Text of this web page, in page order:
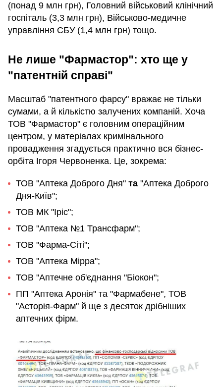
(понад 9 млн грн), Головний військовий клінічний
госпіталь (3,3 млн грн), Військово-медичне
управління СБУ (1,4 млн грн) тощо.
Не лише "Фармастор": хто ще у
"патентній справі"
Масштаб "патентного фарсу" вражає не тільки
сумами, а й кількістю залучених компаній. Хоча
ТОВ "Фармастор" є головним операційним
центром, у матеріалах кримінального
провадження згадується практично вся бізнес-
орбіта Ігоря Червоненка. Це, зокрема:
ТОВ "Аптека Доброго Дня" та "Аптека Доброго
Дня-Київ";
ТОВ МК "Іріс";
ТОВ "Аптека №1 Трансфарм";
ТОВ "Фарма-Сіті";
ТОВ "Аптека Мірра";
ТОВ "Аптечне об'єднання "Біокон";
ПП "Аптека Аронія" та "Фармабене", ТОВ
"Асторія-Фарм" й ще з десяток дрібніших
аптечних фірм.